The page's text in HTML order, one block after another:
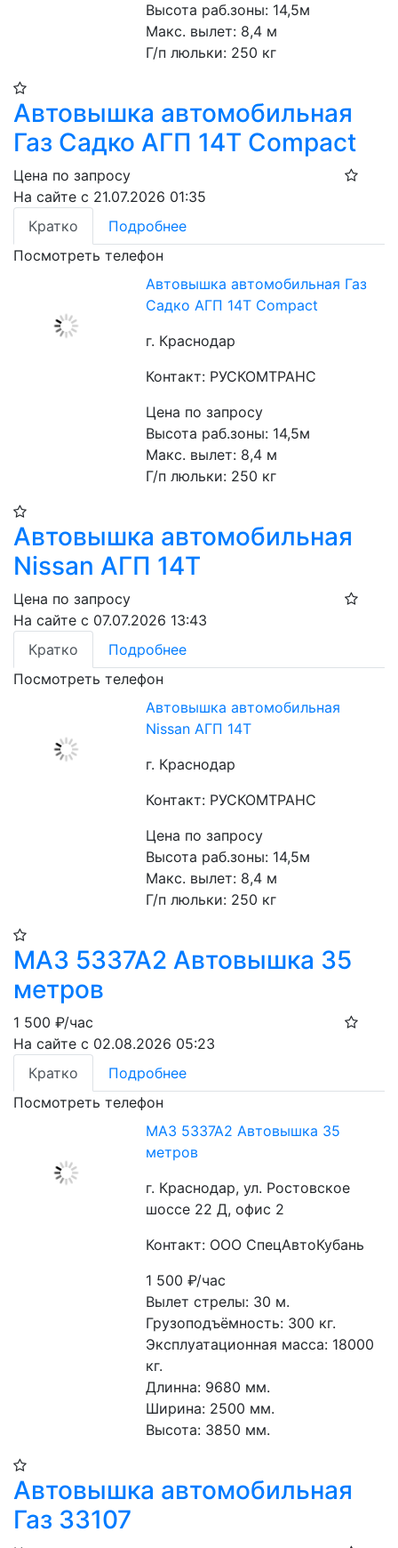
Высота раб.зоны: 14,5м
Макс. вылет: 8,4 м
Г/п люльки: 250 кг
Автовышка автомобильная
Газ Садко АГП 14Т Compact
Цена по запросу
На сайте с 21.07.2026 01:35
Кратко
Подробнее
Посмотреть телефон
Автовышка автомобильная Газ
Садко АГП 14Т Compact
г. Краснодар
Контакт: РУСКОМТРАНС
Цена по запросу
Высота раб.зоны: 14,5м
Макс. вылет: 8,4 м
Г/п люльки: 250 кг
Автовышка автомобильная
Nissan АГП 14Т
Цена по запросу
На сайте с 07.07.2026 13:43
Кратко
Подробнее
Посмотреть телефон
Автовышка автомобильная
Nissan АГП 14Т
г. Краснодар
Контакт: РУСКОМТРАНС
Цена по запросу
Высота раб.зоны: 14,5м
Макс. вылет: 8,4 м
Г/п люльки: 250 кг
МАЗ 5337А2 Автовышка 35
метров
1 500 ₽/час
На сайте с 02.08.2026 05:23
Кратко
Подробнее
Посмотреть телефон
МАЗ 5337А2 Автовышка 35
метров
г. Краснодар, ул. Ростовское
шоссе 22 Д, офис 2
Контакт: ООО СпецАвтоКубань
1 500₽/час
Вылет стрелы: 30 м.
Грузоподъёмность: 300 кг.
Эксплуатационная масса: 18000
кг.
Длинна: 9680 мм.
Ширина: 2500 мм.
Высота: 3850 мм.
Автовышка автомобильная
Газ 33107